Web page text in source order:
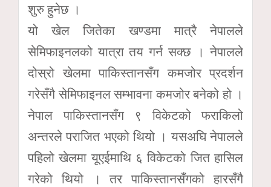
शुरु हुनेछ ।
यो खेल जितेका खण्डमा मात्रै नेपालले
सेमिफाइनलको यात्रा तय गर्न सक्छ । नेपालले
दोस्रो खेलमा पाकिस्तानसँग कमजोर प्रदर्शन
गरेसँगै सेमिफाइनल सम्भावना कमजोर बनेको हो ।
नेपाल पाकिस्तानसँग ९ विकेटको फराकिलो
अन्तरले पराजित भएको थियो । यसअघि नेपालले
पहिलो खेलमा यूएईमाथि ६ विकेटको जित हासिल
गरेको थियो । तर पाकिस्तानसँगको हारसँगै